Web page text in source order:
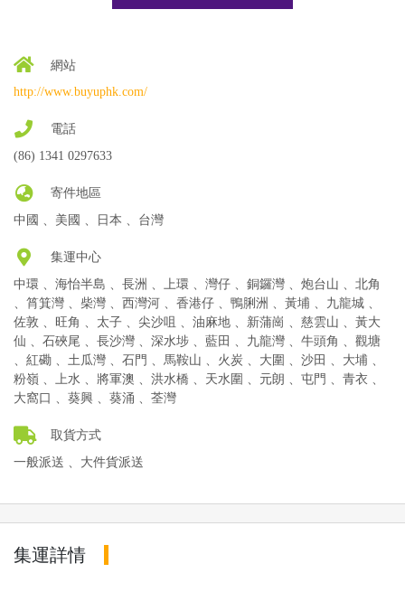
網站
http://www.buyuphk.com/
電話
(86) 1341 0297633
寄件地區
中國 、美國 、日本 、台灣
集運中心
中環 、海怡半島 、長洲 、上環 、灣仔 、銅鑼灣 、炮台山 、北角
、筲箕灣 、柴灣 、西灣河 、香港仔 、鴨脷洲 、黃埔 、九龍城 、
佐敦 、旺角 、太子 、尖沙咀 、油麻地 、新蒲崗 、慈雲山 、黃大
仙 、石硤尾 、長沙灣 、深水埗 、藍田 、九龍灣 、牛頭角 、觀塘
、紅磡 、土瓜灣 、石門 、馬鞍山 、火炭 、大圍 、沙田 、大埔 、
粉嶺 、上水 、將軍澳 、洪水橋 、天水圍 、元朗 、屯門 、青衣 、
大窩口 、葵興 、葵涌 、荃灣
取貨方式
一般派送 、大件貨派送
集運詳情